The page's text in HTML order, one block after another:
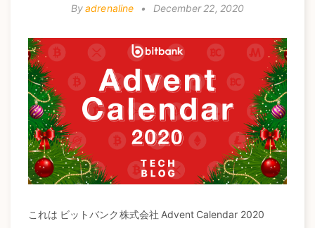
Byadrenaline • December 22, 2020
これは ビットバンク株式会社 Advent Calendar 2020